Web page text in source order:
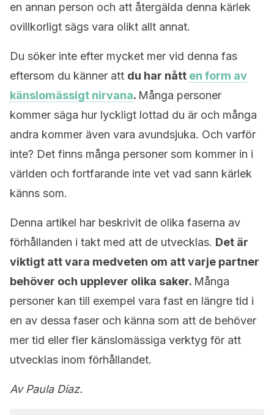
en annan person och att återgälda denna kärlek
ovillkorligt sägs vara olikt allt annat.
Du söker inte efter mycket mer vid denna fas
eftersom du känner att du har nått en form av
känslomässigt nirvana. Många personer
kommer säga hur lyckligt lottad du är och många
andra kommer även vara avundsjuka. Och varför
inte? Det finns många personer som kommer in i
världen och fortfarande inte vet vad sann kärlek
känns som.
Denna artikel har beskrivit de olika faserna av
förhållanden i takt med att de utvecklas. Det är
viktigt att vara medveten om att varje partner
behöver och upplever olika saker. Många
personer kan till exempel vara fast en längre tid i
en av dessa faser och känna som att de behöver
mer tid eller fler känslomässiga verktyg för att
utvecklas inom förhållandet.
Av Paula Diaz.